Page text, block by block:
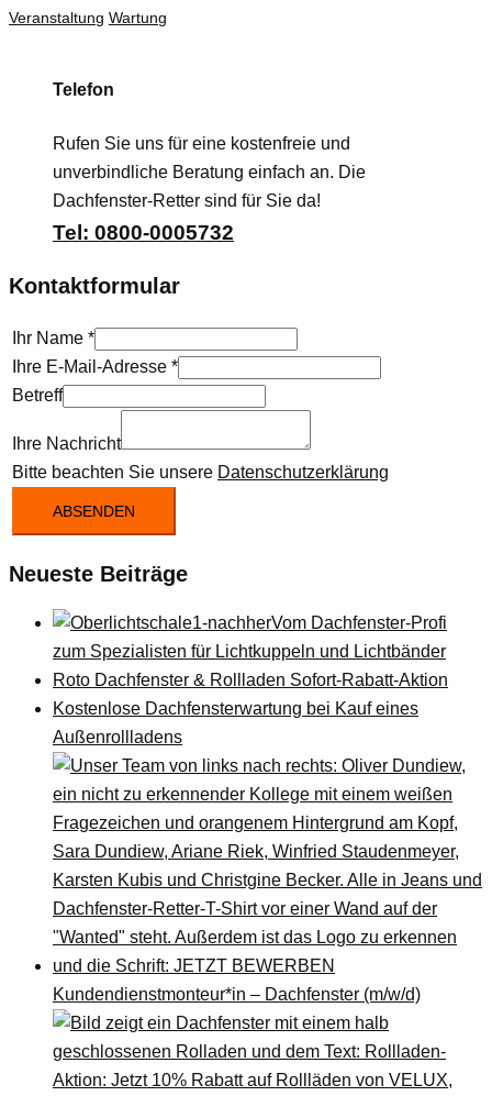
Veranstaltung Wartung
Telefon
Rufen Sie uns für eine kostenfreie und
unverbindliche Beratung einfach an. Die
Dachfenster-Retter sind für Sie da!
Tel: 0800-0005732
Kontaktformular
Ihr Name *
Ihre E-Mail-Adresse *
Betreff
Ihre Nachricht
Bitte beachten Sie unsere Datenschutzerklärung
ABSENDEN
Neueste Beiträge
Vom Dachfenster-Profi
zum Spezialisten für Lichtkuppeln und Lichtbänder
Roto Dachfenster & Rollladen Sofort-Rabatt-Aktion
Kostenlose Dachfensterwartung bei Kauf eines
Außenrollladens
Kundendienstmonteur*in – Dachfenster (m/w/d)